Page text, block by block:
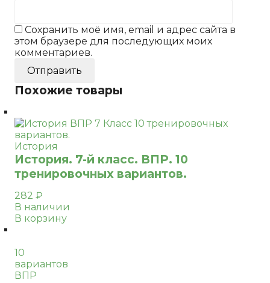
Сохранить моё имя, email и адрес сайта в
этом браузере для последующих моих
комментариев.
Похожие товары
История
История. 7-й класс. ВПР. 10
тренировочных вариантов.
282 ₽
В наличии
В корзину
10
вариантов
ВПР